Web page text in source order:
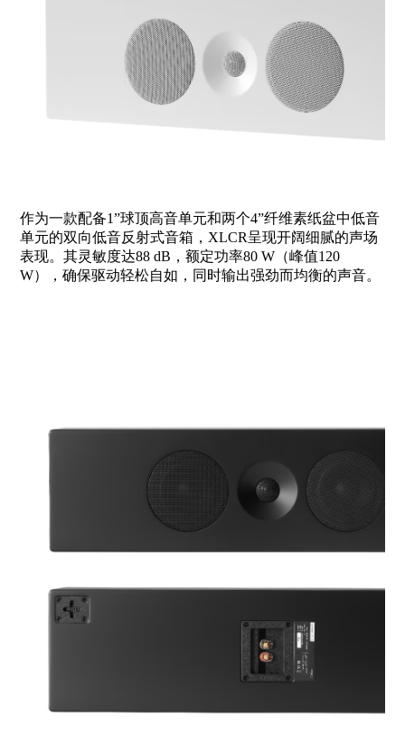
作为一款配备1”球顶高音单元和两个4”纤维素纸盆中低音
单元的双向低音反射式音箱，XLCR呈现开阔细腻的声场
表现。其灵敏度达88 dB，额定功率80 W（峰值120
W），确保驱动轻松自如，同时输出强劲而均衡的声音。